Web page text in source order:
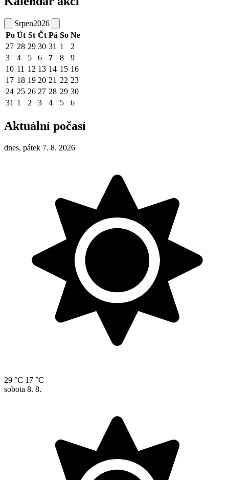
Srpen2026
Po Út St Čt Pá So Ne
27 28 29 30 31 1
2
3
4 5 6 7 8
9
10 11 12 13 14 15 16
17 18 19 20 21 22 23
24 25 26 27 28 29 30
31 1 2 3 4 5 6
Aktuální počasí
dnes, pátek 7. 8. 2026
29 °C 17 °C
sobota 8. 8.